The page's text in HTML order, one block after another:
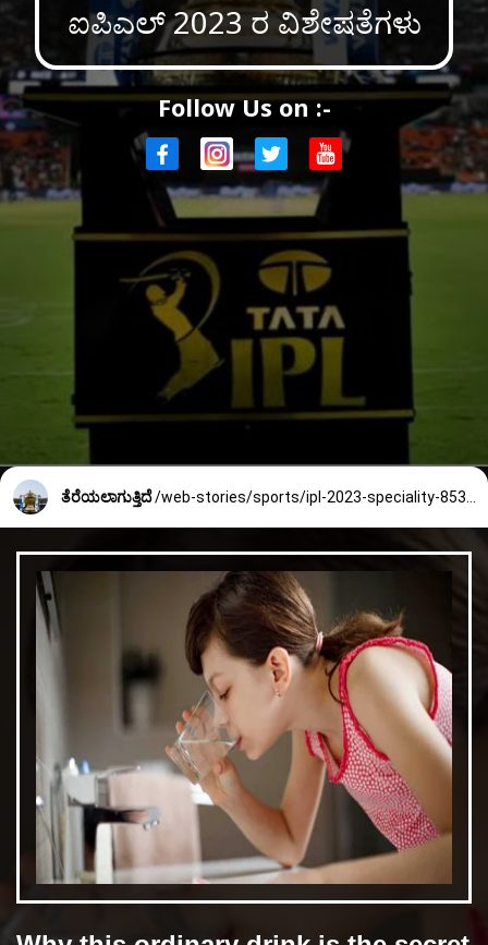
ಐಪಿಎಲ್ 2023 ರ ವಿಶೇಷತೆಗಳು
Follow Us on :-
ತೆರೆಯಲಾಗುತ್ತಿದೆ